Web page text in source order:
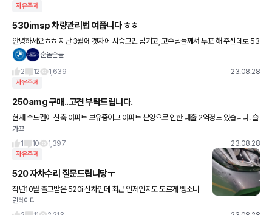
자유주제
530imsp 차량관리법 여쭙니다 ㅎㅎ
안녕하세요ㅎㅎ 지난 3월에 겟차에 시승고민 남기고, 고수님들께서 투표 해 주신데로 53
0i msp 구입해서 7500km정도 타고 있습니다. 여성이라 차량 관리법을 잘 몰라서, 간단
순돌순돌
2
12 1,639 23.08.28
자유주제
250amg 구매..고견 부탁드립니다.
현재 수도권에 신축 아파트 보유중이고 아파트 분양으로 인한 대출 2억정도 있습니다. 슬
하에 초등자녀 있구요. 세금떼고 순수 와이프와 제가 버는 돈은 약 800정도입니다. 가계
에 들어가는돈 외에 35
가끄
1
10 1,397 23.08.28
자유주제
520 자차수리 질문드립니당ㅜ
작년10월 출고받은 520i 신차인데 최근 언제인지도 모르게 뺑소니
긁힘 사고를 당해서 범인은 찾지도 못하구 자차수리를 하게 생겼습니
런레이디